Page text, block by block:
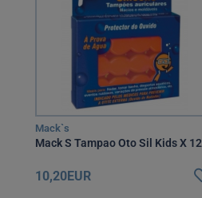
Mack`s
Mack S Tampao Oto Sil Kids X 12
10,20EUR